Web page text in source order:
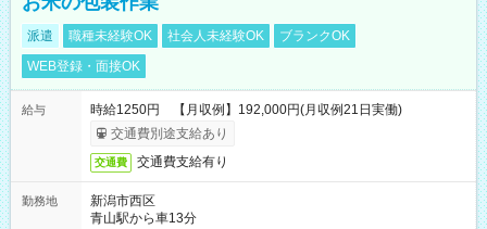
派遣 職種未経験OK 社会人未経験OK
ブランクOK
WEB登録・面接OK
給与
時給1250円 【月収例】192,000円(月収例21日実働)
交通費別途支給あり
交通費 交通費支給有り
勤務地
新潟市西区
青山駅から車13分